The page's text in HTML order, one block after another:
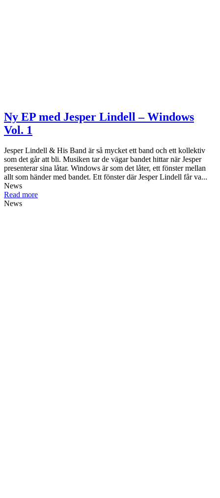
Ny EP med Jesper Lindell – Windows
Vol. 1
Jesper Lindell & His Band är så mycket ett band och ett kollektiv
som det går att bli. Musiken tar de vägar bandet hittar när Jesper
presenterar sina låtar. Windows är som det låter, ett fönster mellan
allt som händer med bandet. Ett fönster där Jesper Lindell får va...
News
Read more
News